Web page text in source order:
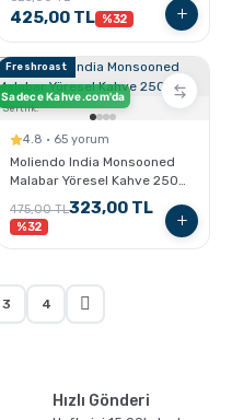
425,00 TL %32
Freshroast
Sertlik:
Sadece Kahve.com'da
4.8 · 65 yorum
Moliendo India Monsooned
Malabar Yöresel Kahve 250
475,00 TL323,00 TL
%32
3 4
Hızlı Gönderi